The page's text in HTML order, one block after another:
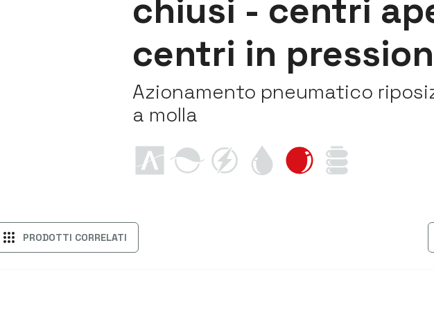
chiusi - centri
centri in
Azionamento pneumatico
a molla
apps PRODOTTI CORRELATI